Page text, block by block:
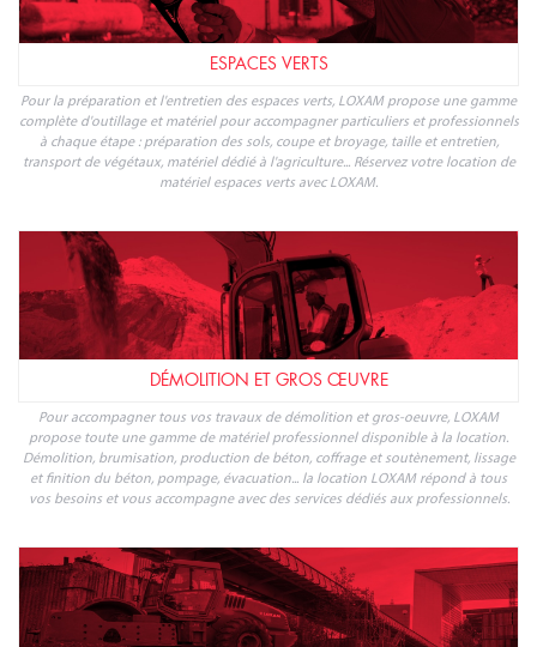
ESPACES VERTS
Pour la préparation et l'entretien des espaces verts, LOXAM propose une gamme
complète d'outillage et matériel pour accompagner particuliers et professionnels
à chaque étape : préparation des sols, coupe et broyage, taille et entretien,
transport de végétaux, matériel dédié à l'agriculture... Réservez votre location de
matériel espaces verts avec LOXAM.
DÉMOLITION ET GROS ŒUVRE
Pour accompagner tous vos travaux de démolition et gros-oeuvre, LOXAM
propose toute une gamme de matériel professionnel disponible à la location.
Démolition, brumisation, production de béton, coffrage et soutènement, lissage
et finition du béton, pompage, évacuation... la location LOXAM répond à tous
vos besoins et vous accompagne avec des services dédiés aux professionnels.